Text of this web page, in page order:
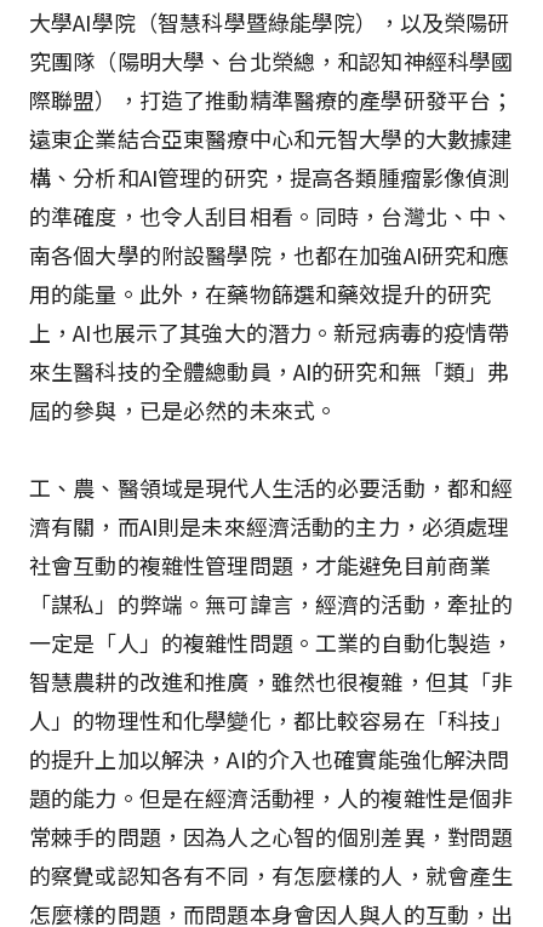
大學AI學院（智慧科學暨綠能學院），以及榮陽研
究團隊（陽明大學、台北榮總，和認知神經科學國
際聯盟），打造了推動精準醫療的產學研發平台；
遠東企業結合亞東醫療中心和元智大學的大數據建
構、分析和AI管理的研究，提高各類腫瘤影像偵測
的準確度，也令人刮目相看。同時，台灣北、中、
南各個大學的附設醫學院，也都在加強AI研究和應
用的能量。此外，在藥物篩選和藥效提升的研究
上，AI也展示了其強大的潛力。新冠病毒的疫情帶
來生醫科技的全體總動員，AI的研究和無「類」弗
屆的參與，已是必然的未來式。
工、農、醫領域是現代人生活的必要活動，都和經
濟有關，而AI則是未來經濟活動的主力，必須處理
社會互動的複雜性管理問題，才能避免目前商業
「謀私」的弊端。無可諱言，經濟的活動，牽扯的
一定是「人」的複雜性問題。工業的自動化製造，
智慧農耕的改進和推廣，雖然也很複雜，但其「非
人」的物理性和化學變化，都比較容易在「科技」
的提升上加以解決，AI的介入也確實能強化解決問
題的能力。但是在經濟活動裡，人的複雜性是個非
常棘手的問題，因為人之心智的個別差異，對問題
的察覺或認知各有不同，有怎麼樣的人，就會產生
怎麼樣的問題，而問題本身會因人與人的互動，出